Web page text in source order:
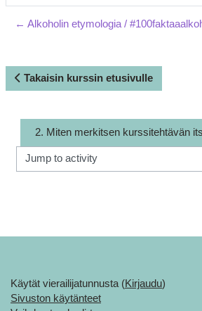
← Alkoholin etymologia /
Takaisin kurssin etusivulle
Jump to activity
2. Miten merkitsen kurssitehtävän
Käytät vierailijatunnusta (Kirjaudu)
Sivuston käytänteet